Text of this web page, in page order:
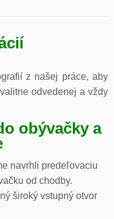
z našej práce, aby
odvedenej a vždy
obývačky a
navrhli predeľovaciu
od chodby.
široký vstupný otvor